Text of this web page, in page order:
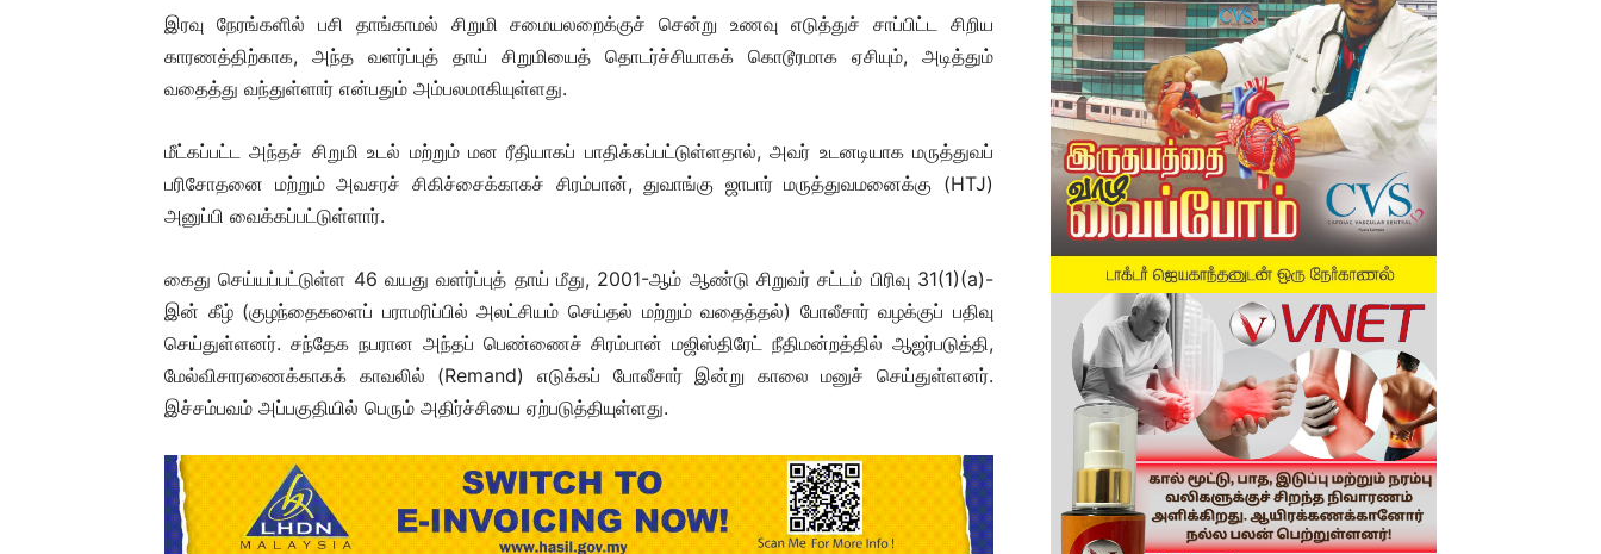
இரவு நேரங்களில் பசி தாங்காமல் சிறுமி சமையலறைக்குச் சென்று உணவு எடுத்துச் சாப்பிட்ட சிறிய
காரணத்திற்காக, அந்த வளர்ப்புத் தாய் சிறுமியைத் தொடர்ச்சியாகக் கொடூரமாக ஏசியும், அடித்தும்
வதைத்து வந்துள்ளார் என்பதும் அம்பலமாகியுள்ளது.
மீட்கப்பட்ட அந்தச் சிறுமி உடல் மற்றும் மன ரீதியாகப் பாதிக்கப்பட்டுள்ளதால், அவர் உடனடியாக மருத்துவப்
பரிசோதனை மற்றும் அவசரச் சிகிச்சைக்காகச் சிரம்பான், துவாங்கு ஜாபார் மருத்துவமனைக்கு (HTJ)
அனுப்பி வைக்கப்பட்டுள்ளார்.
கைது செய்யப்பட்டுள்ள 46 வயது வளர்ப்புத் தாய் மீது, 2001-ஆம் ஆண்டு சிறுவர் சட்டம் பிரிவு 31(1)(a)-
இன் கீழ் (குழந்தைகளைப் பராமரிப்பில் அலட்சியம் செய்தல் மற்றும் வதைத்தல்) போலீசார் வழக்குப் பதிவு
செய்துள்ளனர். சந்தேக நபரான அந்தப் பெண்ணைச் சிரம்பான் மஜிஸ்திரேட் நீதிமன்றத்தில் ஆஜர்படுத்தி,
மேல்விசாரணைக்காகக் காவலில் (Remand) எடுக்கப் போலீசார் இன்று காலை மனுச் செய்துள்ளனர்.
இச்சம்பவம் அப்பகுதியில் பெரும் அதிர்ச்சியை ஏற்படுத்தியுள்ளது.